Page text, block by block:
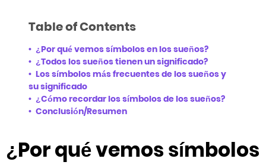
Table of Contents
¿Por qué vemos símbolos en los sueños?
¿Todos los sueños tienen un significado?
Los símbolos más frecuentes de los sueños y
su significado
¿Cómo recordar los símbolos de los sueños?
Conclusión/Resumen
¿Por qué vemos símbolos